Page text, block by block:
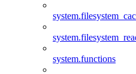
system.functions